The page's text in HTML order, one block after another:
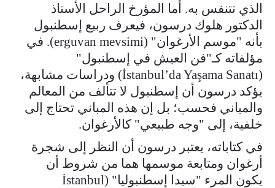
الذي تتنفس به. أما المؤرخ الراحل الأستاذ
الدكتور هلوك درسون، فيعرف ربيع إسطنبول
بأنه "موسم الأرغوان" (erguvan mevsimi). في
مؤلفاته كـ"فن العيش في إسطنبول"
(İstanbul’da Yaşama Sanatı) ودراسات مشابهة،
يؤكد درسون أن إسطنبول لا تتألف من المعالم
والمباني فحسب؛ بل إن هذه المباني تحتاج إلى
خلفية، إلى "وجه طبيعي" كالأرغوان.
في كتاباته، يعتبر درسون أن النظر إلى شجرة
أرغوان ومتابعة موسمها هما من شروط أن
يكون المرء "سيدا إسطنبوليا" (İstanbul